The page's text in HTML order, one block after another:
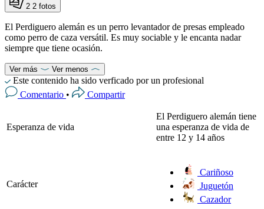
2 2 fotos
El Perdiguero alemán es un perro levantador de presas empleado
como perro de caza versátil. Es muy sociable y le encanta nadar
siempre que tiene ocasión.
Ver más Ver menos
Este contenido ha sido verficado por un profesional
Comentario • Compartir
Esperanza de vida
El Perdiguero alemán tiene
una esperanza de vida de
entre 12 y 14 años
Carácter
Cariñoso
Juguetón
Cazador